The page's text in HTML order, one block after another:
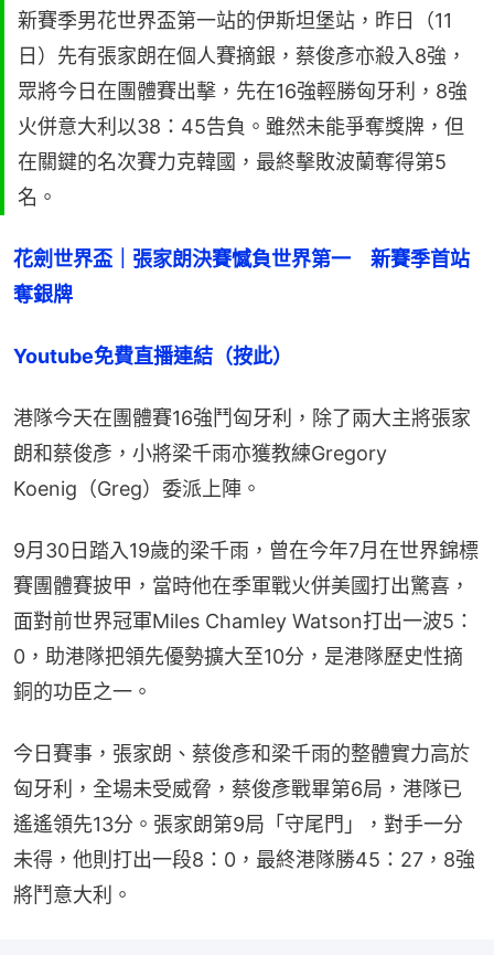
新賽季男花世界盃第一站的伊斯坦堡站，昨日（11
日）先有張家朗在個人賽摘銀，蔡俊彥亦殺入8強，
眾將今日在團體賽出擊，先在16強輕勝匈牙利，8強
火併意大利以38：45告負。雖然未能爭奪獎牌，但
在關鍵的名次賽力克韓國，最終擊敗波蘭奪得第5
名。
花劍世界盃｜張家朗決賽憾負世界第一　新賽季首站
奪銀牌
Youtube免費直播連結（按此）
港隊今天在團體賽16強鬥匈牙利，除了兩大主將張家
朗和蔡俊彥，小將梁千雨亦獲教練Gregory
Koenig（Greg）委派上陣。
9月30日踏入19歲的梁千雨，曾在今年7月在世界錦標
賽團體賽披甲，當時他在季軍戰火併美國打出驚喜，
面對前世界冠軍Miles Chamley Watson打出一波5：
0，助港隊把領先優勢擴大至10分，是港隊歷史性摘
銅的功臣之一。
今日賽事，張家朗、蔡俊彥和梁千雨的整體實力高於
匈牙利，全場未受威脅，蔡俊彥戰畢第6局，港隊已
遙遙領先13分。張家朗第9局「守尾門」，對手一分
未得，他則打出一段8：0，最終港隊勝45：27，8強
將鬥意大利。